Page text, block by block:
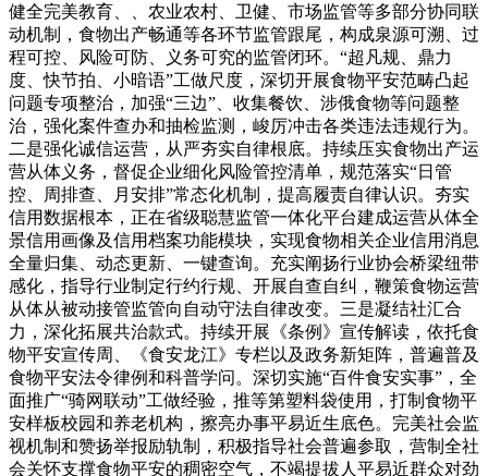
健全完美教育、、农业农村、卫健、市场监管等多部分协同联
动机制，食物出产畅通等各环节监管跟尾，构成泉源可溯、过
程可控、风险可防、义务可究的监管闭环。“超凡规、鼎力
度、快节拍、小暗语”工做尺度，深切开展食物平安范畴凸起
问题专项整治，加强“三边”、收集餐饮、涉俄食物等问题整
治，强化案件查办和抽检监测，峻厉冲击各类违法违规行为。
二是强化诚信运营，从严夯实自律根底。持续压实食物出产运
营从体义务，督促企业细化风险管控清单，规范落实“日管
控、周排查、月安排”常态化机制，提高履责自律认识。夯实
信用数据根本，正在省级聪慧监管一体化平台建成运营从体全
景信用画像及信用档案功能模块，实现食物相关企业信用消息
全量归集、动态更新、一键查询。充实阐扬行业协会桥梁纽带
感化，指导行业制定行约行规、开展自查自纠，鞭策食物运营
从体从被动接管监管向自动守法自律改变。三是凝结社汇合
力，深化拓展共治款式。持续开展《条例》宣传解读，依托食
物平安宣传周、《食安龙江》专栏以及政务新矩阵，普遍普及
食物平安法令律例和科普学问。深切实施“百件食安实事”，全
面推广“骑网联动”工做经验，推等第塑料袋使用，打制食物平
安样板校园和养老机构，擦亮办事平易近生底色。完美社会监
视机制和赞扬举报励轨制，积极指导社会普遍参取，营制全社
会关怀支撑食物平安的稠密空气，不竭提拔人平易近群众对劲